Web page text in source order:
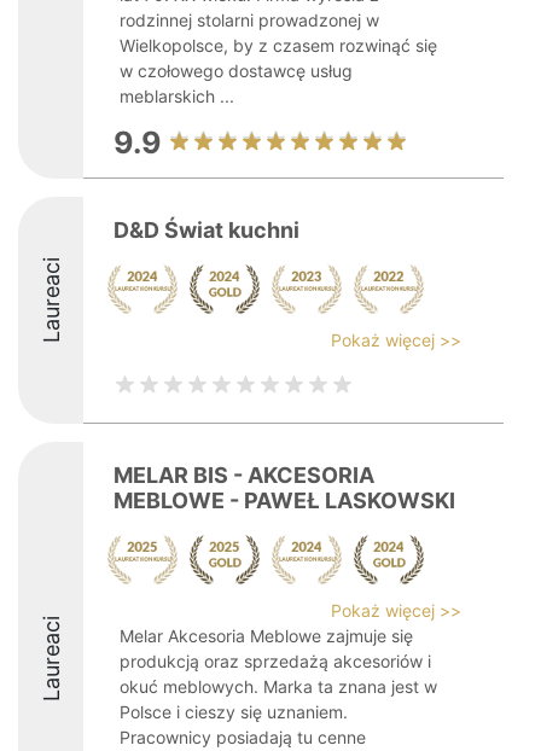
rodzinnej stolarni prowadzonej w
Wielkopolsce, by z czasem rozwinąć się
w czołowego dostawcę usług
meblarskich ...
9.9
Laureaci
D&D Świat kuchni
Pokaż więcej >>
Laureaci
MELAR BIS - AKCESORIA
MEBLOWE - PAWEŁ LASKOWSKI
Pokaż więcej >>
Melar Akcesoria Meblowe zajmuje się
produkcją oraz sprzedażą akcesoriów i
okuć meblowych. Marka ta znana jest w
Polsce i cieszy się uznaniem.
Pracownicy posiadają tu cenne